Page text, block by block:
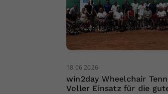
18.06.2026
win2day Wheelchair
Voller Einsatz für die